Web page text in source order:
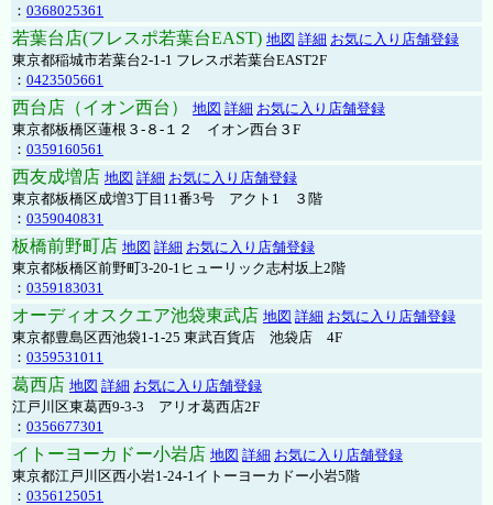
： 0368025361
若葉台店(フレスポ若葉台EAST) 地図 詳細 お気に入り店舗登録
東京都稲城市若葉台2-1-1 フレスポ若葉台EAST2F
： 0423505661
西台店（イオン西台） 地図 詳細 お気に入り店舗登録
東京都板橋区蓮根３-８-１２ イオン西台３F
： 0359160561
西友成増店 地図 詳細 お気に入り店舗登録
東京都板橋区成増3丁目11番3号 アクト1 ３階
： 0359040831
板橋前野町店 地図 詳細 お気に入り店舗登録
東京都板橋区前野町3-20-1ヒューリック志村坂上2階
： 0359183031
オーディオスクエア池袋東武店 地図 詳細 お気に入り店舗登録
東京都豊島区西池袋1-1-25 東武百貨店 池袋店 4F
： 0359531011
葛西店 地図 詳細 お気に入り店舗登録
江戸川区東葛西9-3-3 アリオ葛西店2F
： 0356677301
イトーヨーカドー小岩店 地図 詳細 お気に入り店舗登録
東京都江戸川区西小岩1-24-1イトーヨーカドー小岩5階
： 0356125051